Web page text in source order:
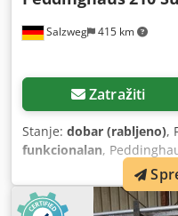
Salzweg 415 km
Zatražiti
Stanje: dobar (rabljeno),
funkcionalan,
rupa s automatskim
probijanja 45 t uključuje
Dedsyg D Nnjpfx Aikock